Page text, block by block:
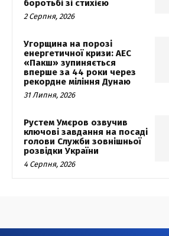
боротьбі зі стихією
2 Серпня, 2026
Угорщина на порозі
енергетичної кризи: АЕС
«Пакш» зупиняється
вперше за 44 роки через
рекордне міління Дунаю
31 Липня, 2026
Рустем Умєров озвучив
ключові завдання на посаді
голови Служби зовнішньої
розвідки України
4 Серпня, 2026